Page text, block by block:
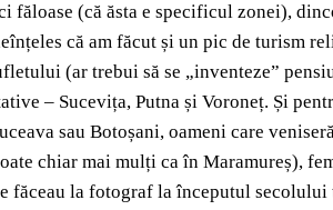
(că ăsta e specificul zonei),
că am făcut și un pic de turism
(ar trebui să se „inventeze”
– Sucevița, Putna și Voroneț. Și
sau Botoșani, oameni care
chiar mai mulți ca în Maramureș),
la fotograf la începutul secolului